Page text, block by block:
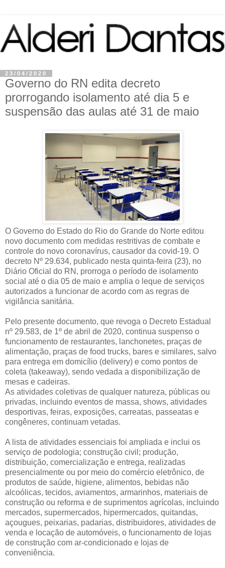
23/04/2020
Governo do RN edita decreto
prorrogando isolamento até dia 5 e
suspensão das aulas até 31 de maio
O Governo do Estado do Rio do Grande do Norte editou
novo documento com medidas restritivas de combate e
controle do novo coronavírus, causador da covid-19. O
decreto Nº 29.634, publicado nesta quinta-feira (23), no
Diário Oficial do RN, prorroga o período de isolamento
social até o dia 05 de maio e amplia o leque de serviços
autorizados a funcionar de acordo com as regras de
vigilância sanitária.
Pelo presente documento, que revoga o Decreto Estadual
nº 29.583, de 1º de abril de 2020, continua suspenso o
funcionamento de restaurantes, lanchonetes, praças de
alimentação, praças de food trucks, bares e similares, salvo
para entrega em domicílio (delivery) e como pontos de
coleta (takeaway), sendo vedada a disponibilização de
mesas e cadeiras.
As atividades coletivas de qualquer natureza, públicas ou
privadas, incluindo eventos de massa, shows, atividades
desportivas, feiras, exposições, carreatas, passeatas e
congêneres, continuam vetadas.
A lista de atividades essenciais foi ampliada e inclui os
serviço de podologia; construção civil; produção,
distribuição, comercialização e entrega, realizadas
presencialmente ou por meio do comércio eletrônico, de
produtos de saúde, higiene, alimentos, bebidas não
alcoólicas, tecidos, aviamentos, armarinhos, materiais de
construção ou reforma e de suprimentos agrícolas, incluindo
mercados, supermercados, hipermercados, quitandas,
açougues, peixarias, padarias, distribuidores, atividades de
venda e locação de automóveis, o funcionamento de lojas
de construção com ar-condicionado e lojas de
conveniência.